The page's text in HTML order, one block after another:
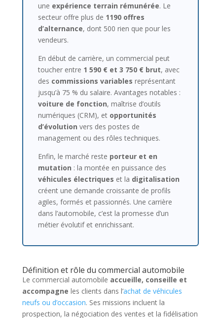
une expérience terrain rémunérée. Le
secteur offre plus de 1190 offres
d’alternance, dont 500 rien que pour les
vendeurs.
En début de carrière, un commercial peut
toucher entre 1 590 € et 3 750 € brut, avec
des commissions variables représentant
jusqu’à 75 % du salaire. Avantages notables :
voiture de fonction, maîtrise d’outils
numériques (CRM), et opportunités
d’évolution vers des postes de
management ou des rôles techniques.
Enfin, le marché reste porteur et en
mutation : la montée en puissance des
véhicules électriques et la digitalisation
créent une demande croissante de profils
agiles, formés et passionnés. Une carrière
dans l’automobile, c’est la promesse d’un
métier évolutif et enrichissant.
Définition et rôle du commercial automobile
Le commercial automobile accueille, conseille et
accompagne les clients dans l’achat de véhicules
neufs ou d’occasion. Ses missions incluent la
prospection, la négociation des ventes et la fidélisation